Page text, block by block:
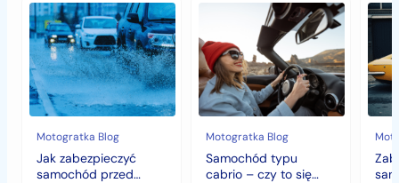
Jak
zabezpieczyć
samochód
przed
jesiennymi
chłodami
i
deszczem?
Motogratka Blog
Jak zabezpieczyć
samochód przed
Samochód
cabrio
–
czy
to
się
opłaca
w
polskim
klimacie?
Motogratka Blog
Samochód typu
cabrio – czy to się
czyli